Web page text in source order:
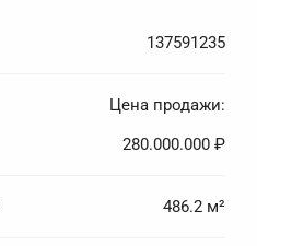
137591235
Цена продажи:
280.000.000 ₽
486.2 м²